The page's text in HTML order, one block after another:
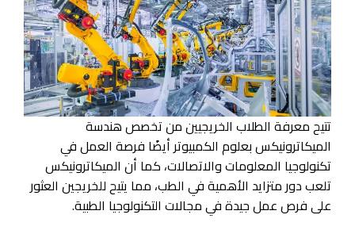
تتيح معرفة الطلاب الخريجيين من تخصص هندسة
الميكاترونيكس بعلوم الكمبيوتر أيضًا فرصة العمل في
تكنولوجيا المعلومات والاتصالات، كما أن الميكاترونيكس
تلعب دور متزايد الأهمية في الطب، مما يتيح للخريجين العثور
على فرص عمل جيدة في مجالات التكنولوجيا الطبية.